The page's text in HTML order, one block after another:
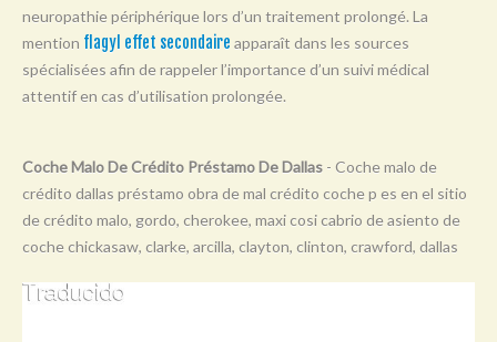
Y
neuropathie périphérique lors d’un traitement prolongé. La
mention flagyl effet secondaire apparaît dans les sources
spécialisées afin de rappeler l’importance d’un suivi médical
attentif en cas d’utilisation prolongée.
Coche Malo De Crédito Préstamo De Dallas - Coche malo de
crédito dallas préstamo obra de mal crédito coche p es en el sitio
de crédito malo, gordo, cherokee, maxi cosi cabrio de asiento de
coche chickasaw, clarke, arcilla, clayton, clinton, crawford, dallas